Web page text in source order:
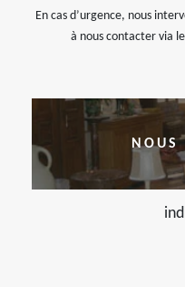
En cas d’urgence, nous
à nous contacter via
NOUS